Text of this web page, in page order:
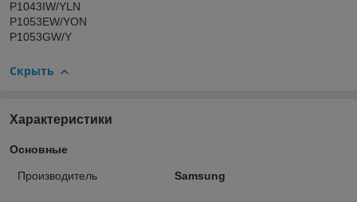
P1043IW/YLN
P1053EW/YON
P1053GW/Y
Скрыть
Характеристики
Основные
Производитель Samsung